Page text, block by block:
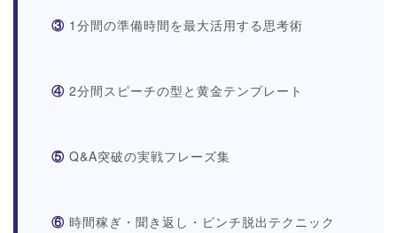
③ 1分間の準備時間を最大活用する思考術
④ 2分間スピーチの型と黄金テンプレート
⑤ Q&A突破の実戦フレーズ集
⑥ 時間稼ぎ・聞き返し・ピンチ脱出テクニック